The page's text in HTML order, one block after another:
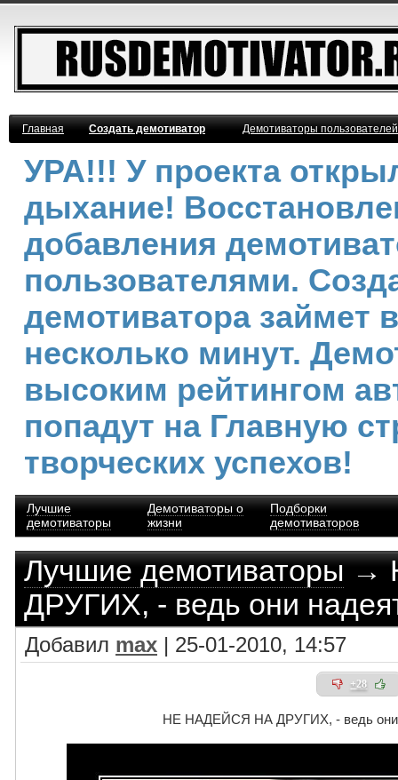
Главная Создать демотиватор Демотиваторы
УРА!!! У проекта
дыхание!
добавления
пользователями.
демотиватора займет
несколько минут.
высоким рейтингом
попадут на Главную
творческих успехов!
Лучшие
демотиваторы
Демотиваторы о
жизни
Подборки
демотиваторов
Лучшие демотиваторы→
ДРУГИХ, - ведь они
Добавил max | 25-01-2010, 14:57
+28
НЕ НАДЕЙСЯ НА ДРУГИХ, - ведь они